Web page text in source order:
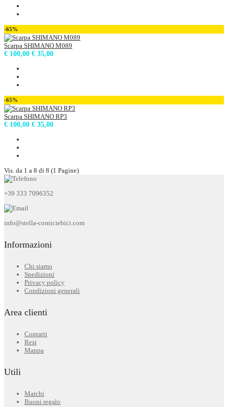
-65%
Scarpa SHIMANO M089
€ 100,00 € 35,00
-65%
Scarpa SHIMANO RP3
€ 100,00 € 35,00
Vis. da 1 a 8 di 8 (1 Pagine)
+39 333 7096352
info@stella-corniciebici.com
Informazioni
Chi siamo
Spedizioni
Privacy policy
Condizioni generali
Area clienti
Contatti
Resi
Mappa
Utili
Marchi
Buoni regalo